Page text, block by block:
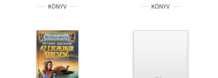
lovag+Az
Jeffrey Stone Liam Strong
KÖNYV KÖNYV